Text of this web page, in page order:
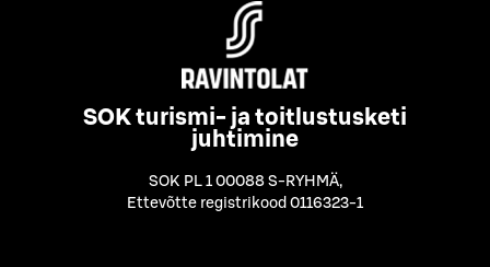
SOK turismi- ja toitlustusketi
juhtimine
SOK PL 1 00088 S-RYHMÄ,
Ettevõtte registrikood 0116323-1